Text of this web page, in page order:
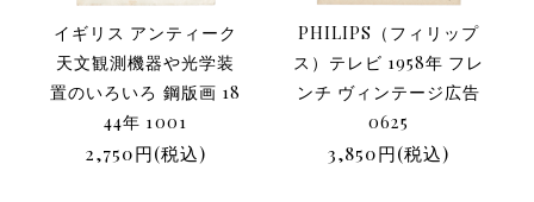
イギリス アンティーク
天文観測機器や光学装
置のいろいろ 鋼版画 18
44年 1001
2,750円(税込)
PHILIPS（フィリップ
ス）テレビ 1958年 フレ
ンチ ヴィンテージ広告
0625
3,850円(税込)